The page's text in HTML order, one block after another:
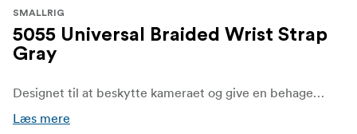
SMALLRIG
5055 Universal Braided Wrist Strap
Gray
Designet til at beskytte kameraet og give en behagelig og sikker måde at håndtere dit kamera på, mens du fotograferer.
Læs mere